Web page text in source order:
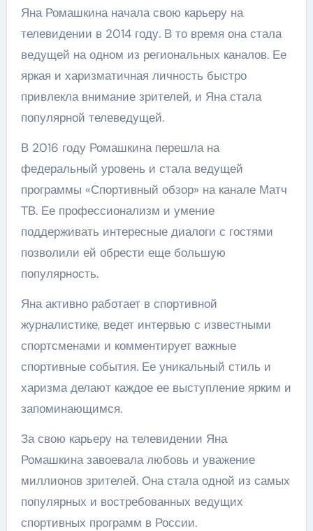
Яна Ромашкина начала свою карьеру на
телевидении в 2014 году. В то время она стала
ведущей на одном из региональных каналов. Ее
яркая и харизматичная личность быстро
привлекла внимание зрителей, и Яна стала
популярной телеведущей.
В 2016 году Ромашкина перешла на
федеральный уровень и стала ведущей
программы «Спортивный обзор» на канале Матч
ТВ. Ее профессионализм и умение
поддерживать интересные диалоги с гостями
позволили ей обрести еще большую
популярность.
Яна активно работает в спортивной
журналистике, ведет интервью с известными
спортсменами и комментирует важные
спортивные события. Ее уникальный стиль и
харизма делают каждое ее выступление ярким и
запоминающимся.
За свою карьеру на телевидении Яна
Ромашкина завоевала любовь и уважение
миллионов зрителей. Она стала одной из самых
популярных и востребованных ведущих
спортивных программ в России.